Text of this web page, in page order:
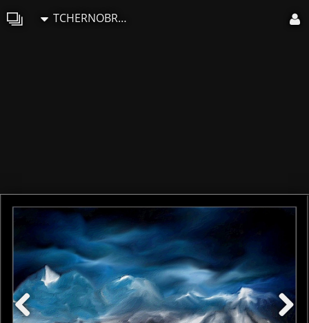
TCHERNOBROVKINE Alexandre